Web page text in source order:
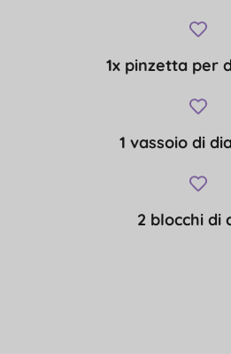
1x pinzetta per
1 vassoio di
2 blocchi di